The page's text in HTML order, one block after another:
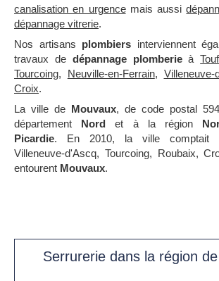
canalisation en urgencemais aussi
dépannage vitrerie.
Nos artisans plombiers interviennent
travaux de dépannage plomberieà
Tourcoing, Neuville-en-Ferrain, Villeneuve-
Croix.
La ville de Mouvaux, de code postal
département Nord et à la région
Picardie. En 2010, la ville comptait
Villeneuve-d'Ascq, Tourcoing, Roubaix,
entourent Mouvaux.
Serrurerie dans la région